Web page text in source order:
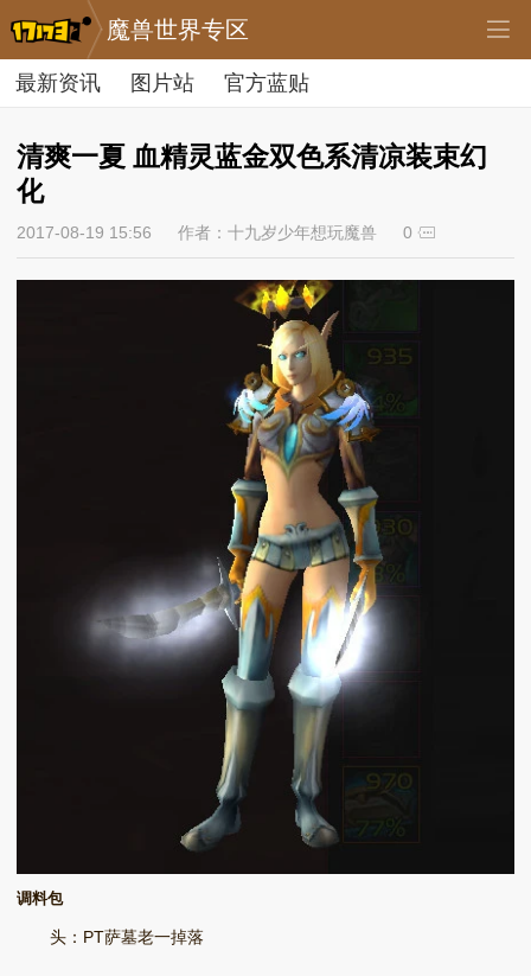
魔兽世界专区
最新资讯 图片站 官方蓝贴
清爽一夏 血精灵蓝金双色系清凉装束幻
化
2017-08-19 15:56 作者：十九岁少年想玩魔兽 0
调料包
头：PT萨墓老一掉落